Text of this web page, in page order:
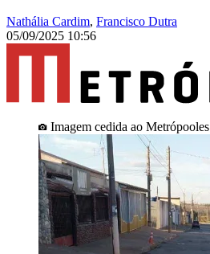
Nathália Cardim, Francisco Dutra
05/09/2025 10:56
Imagem cedida ao Metrópooles